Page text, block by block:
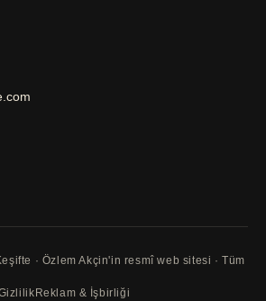
· Özlem Akçin'in resmî web sitesi · Tüm
Reklam & İşbirliği